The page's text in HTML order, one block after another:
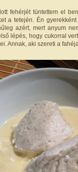
fehérjét tüntettem el
a tetején. Én
azért, mert anyum
lépés, hogy cukorral
Annak, aki szereti a